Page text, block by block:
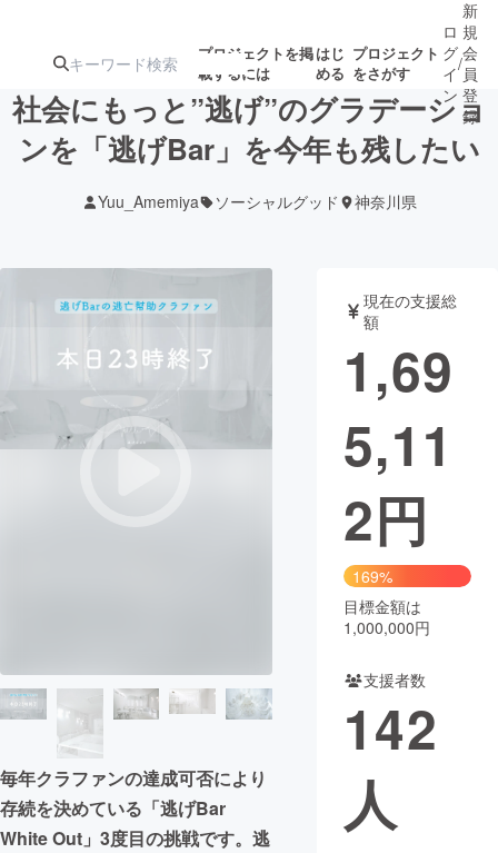
プロジェクトを掲
載するには
はじ
める
プロジェクト
をさがす
ターン
ジェクト
募集終了が近いプ
ロジェクト
もうすぐ公開
されます
アート・写真 音楽
テクノロジー・ガジェット ゲーム・サ
映像・映画
CAMPFIRE Creation
コミュニティ
ロ
グ
イ
ン
/
新
規
会
員
登
録
社会にもっと”逃げ”のグラデーショ
ンを「逃げBar」を今年も残したい
Yuu_Amemiya ソーシャルグッド 神奈川県
毎年クラファンの達成可否により
存続を決めている「逃げBar
White Out」3度目の挑戦です。逃
現在の支援総
額
1,69
5,11
2円
169%
目標金額は
1,000,000円
支援者数
142
人